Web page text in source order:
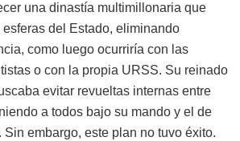
una dinastía multimillonaria que
del Estado, eliminando
como luego ocurriría con las
o con la propia URSS. Su reinado
evitar revueltas internas entre
a todos bajo su mando y el de
embargo, este plan no tuvo éxito.